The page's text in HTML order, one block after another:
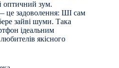
оптичний зум.
це задоволення: ШІ сам
зайві шуми. Така
ідеальним
якісного